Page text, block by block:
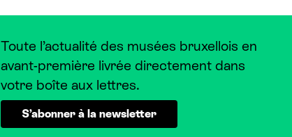
Toute l’actualité des musées bruxellois en
avant-première livrée directement dans
votre boîte aux lettres.
S’abonner à la newsletter